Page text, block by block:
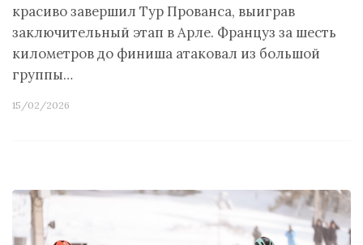
красиво завершил Тур Прованса, выиграв
заключительный этап в Арле. Француз за шесть
километров до финиша атаковал из большой
группы…
15/02/2026